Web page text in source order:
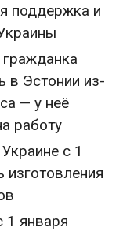
поддержка и
гражданка
в Эстонии из-
— у неё
работу
с 1
1 января